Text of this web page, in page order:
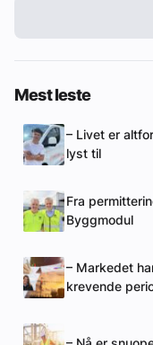
Mest leste
– Livet er
lyst til
Fra
Byggmodul
– Markedet
krevende